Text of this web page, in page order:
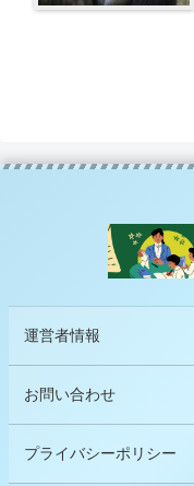
運営者情報
お問い合わせ
プライバシーポリシー